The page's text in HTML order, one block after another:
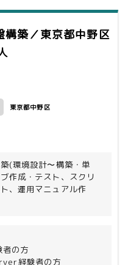
あっても自分で調べて
能力
り、自己管理できるこ
者に対して技術的な内
説明できること
情報共有し、業務の効
構築／東京都中野区
東京都中野区
(環境設計〜構築・単
作成・テスト、スクリ
、運用マニュアル作
、
Operation
願いします
者の方
経験者の方